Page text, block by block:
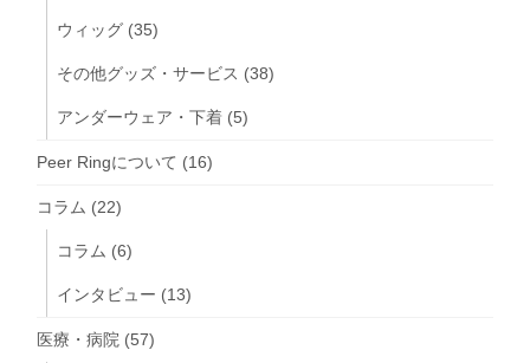
ウィッグ (35)
その他グッズ・サービス (38)
アンダーウェア・下着 (5)
Peer Ringについて (16)
コラム (22)
コラム (6)
インタビュー (13)
医療・病院 (57)